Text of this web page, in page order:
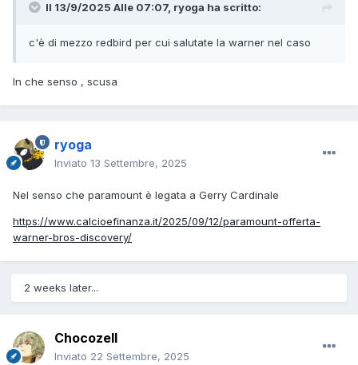
Il 13/9/2025 Alle 07:07, ryoga ha scritto:
c'è di mezzo redbird per cui salutate la warner nel caso
In che senso , scusa
ryoga
Inviato 13 Settembre, 2025
Nel senso che paramount è legata a Gerry Cardinale
https://www.calcioefinanza.it/2025/09/12/paramount-offerta-
warner-bros-discovery/
2 weeks later...
Chocozell
Inviato 22 Settembre, 2025